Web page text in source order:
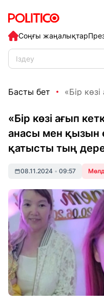
Соңғы жаңалықтар
Басты бет «Бір
«Бір көзі ағып
анасы мен қызын
қатысты тың
08.11.2024 • 09:57